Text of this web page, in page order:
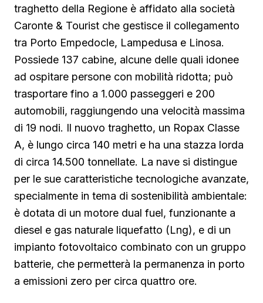
traghetto della Regione è affidato alla società
Caronte & Tourist che gestisce il collegamento
tra Porto Empedocle, Lampedusa e Linosa.
Possiede 137 cabine, alcune delle quali idonee
ad ospitare persone con mobilità ridotta; può
trasportare fino a 1.000 passeggeri e 200
automobili, raggiungendo una velocità massima
di 19 nodi. Il nuovo traghetto, un Ropax Classe
A, è lungo circa 140 metri e ha una stazza lorda
di circa 14.500 tonnellate. La nave si distingue
per le sue caratteristiche tecnologiche avanzate,
specialmente in tema di sostenibilità ambientale:
è dotata di un motore dual fuel, funzionante a
diesel e gas naturale liquefatto (Lng), e di un
impianto fotovoltaico combinato con un gruppo
batterie, che permetterà la permanenza in porto
a emissioni zero per circa quattro ore.